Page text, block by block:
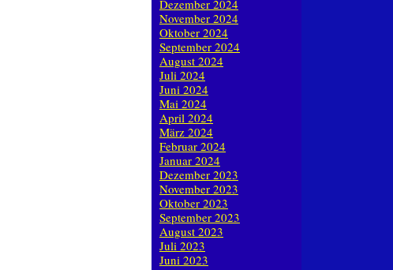
Dezember 2024
November 2024
Oktober 2024
September 2024
August 2024
Juli 2024
Juni 2024
Mai 2024
April 2024
März 2024
Februar 2024
Januar 2024
Dezember 2023
November 2023
Oktober 2023
September 2023
August 2023
Juli 2023
Juni 2023